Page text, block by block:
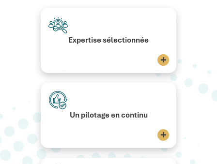
Expertise sélectionnée
+
Un pilotage en continu
+